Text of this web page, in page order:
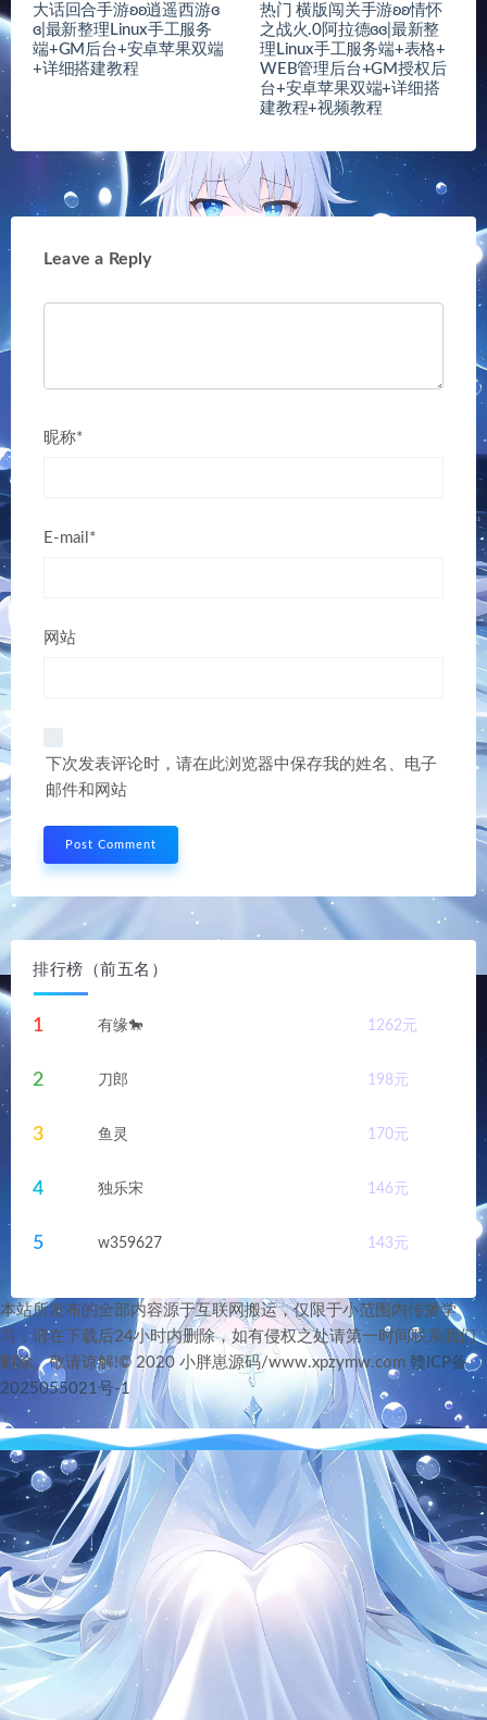
大话回合手游ʚʚ逍遥西游ɞ
ɞ|最新整理Linux手工服务
端+GM后台+安卓苹果双端
+详细搭建教程
热门 横版闯关手游ʚʚ情怀
之战火.0阿拉德ɞɞ|最新整
理Linux手工服务端+表格+
WEB管理后台+GM授权后
台+安卓苹果双端+详细搭
建教程+视频教程
Leave a Reply
昵称*
E-mail*
网站
下次发表评论时，请在此浏览器中保存我的姓名、电子
邮件和网站
排行榜（前五名）
1 有缘🐎 1262元
2 刀郎 198元
3 鱼灵 170元
4 独乐宋 146元
5 w359627 143元
本站所发布的全部内容源于互联网搬运，仅限于小范围内传播学
习，请在下载后24小时内删除，如有侵权之处请第一时间联系我们
删除。敬请谅解!© 2020 小胖崽源码/www.xpzymw.com 赣ICP备
2025055021号-1
';